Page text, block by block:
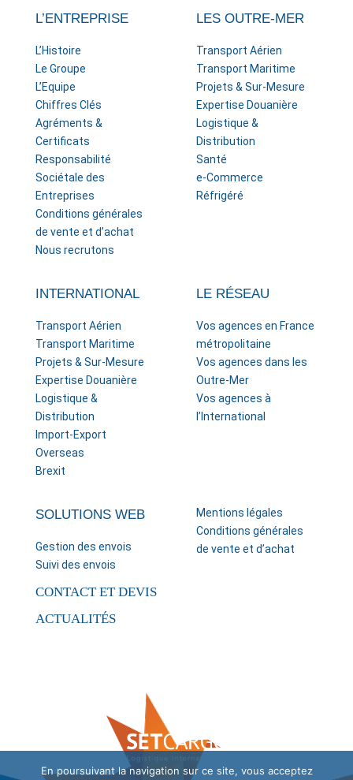
L’ENTREPRISE
L’Histoire
Le Groupe
L’Equipe
Chiffres Clés
Agréments &
Certificats
Responsabilité
Sociétale des
Entreprises
Conditions générales
de vente et d’achat
Nous recrutons
LES OUTRE-MER
Transport Aérien
Transport Maritime
Projets & Sur-Mesure
Expertise Douanière
Logistique &
Distribution
Santé
e-Commerce
Réfrigéré
INTERNATIONAL
Transport Aérien
Transport Maritime
Projets & Sur-Mesure
Expertise Douanière
Logistique &
Distribution
Import-Export
Overseas
Brexit
LE RÉSEAU
Vos agences en France
métropolitaine
Vos agences dans les
Outre-Mer
Vos agences à
l’International
SOLUTIONS WEB
Gestion des envois
Suivi des envois
CONTACT ET DEVIS
ACTUALITÉS
Mentions légales
Conditions générales
de vente et d’achat
En poursuivant la navigation sur ce site, vous acceptez